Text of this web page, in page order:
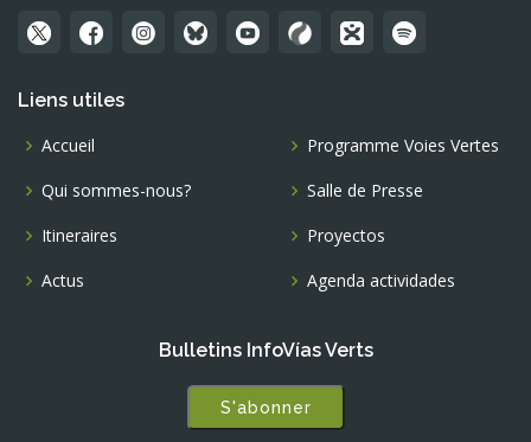
Liens utiles
Accueil
Qui sommes-nous?
Itineraires
Actus
Programme Voies Vertes
Salle de Presse
Proyectos
Agenda actividades
Bulletins InfoVías Verts
S'abonner